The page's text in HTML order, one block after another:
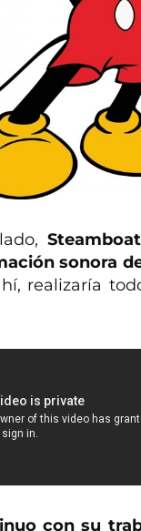
sonora
realizaría
con su